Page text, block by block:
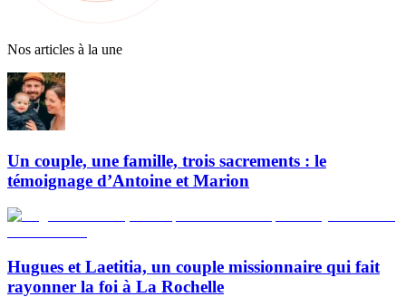
Nos articles à la une
Un couple, une famille, trois sacrements : le
témoignage d’Antoine et Marion
Hugues et Laetitia, un couple missionnaire qui fait
rayonner la foi à La Rochelle